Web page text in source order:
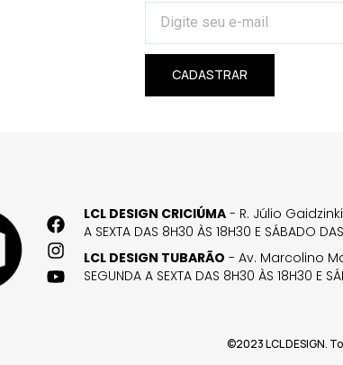
CADASTRAR
LCL DESIGN CRICIÚMA - R. Júlio
A SEXTA DAS 8H30 ÀS 18H30 E SÁBADO
LCL DESIGN TUBARÃO - Av. Marcolino
SEGUNDA A SEXTA DAS 8H30 ÀS 18H30 E
©2023 LCL DESIGN.